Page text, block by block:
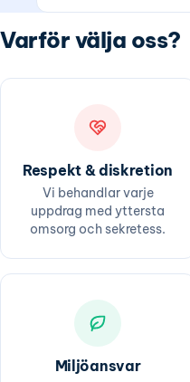
Varför välja oss?
Respekt & diskretion
Vi behandlar varje
uppdrag med yttersta
omsorg och sekretess.
Miljöansvar